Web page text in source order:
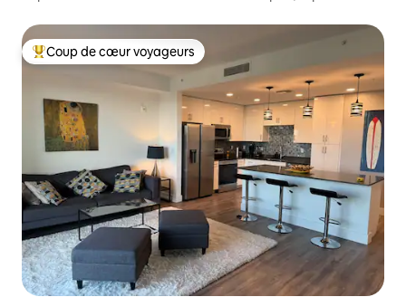
Coups de cœur voyageurs les plus appréciés
Coup de cœur voyageurs